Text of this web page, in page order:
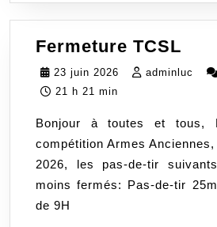
Fermeture TCSL
23 juin 2026
23
adminluc
21 h 21 min
Bonjour à toutes et tous,
compétition Armes
2026, les pas-de-tir
moins fermés: Pas-de-tir
de 9H